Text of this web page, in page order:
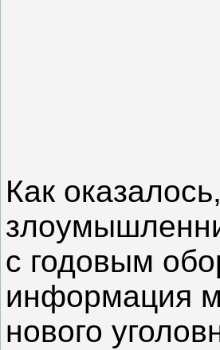
Как
с годовым
информация
нового